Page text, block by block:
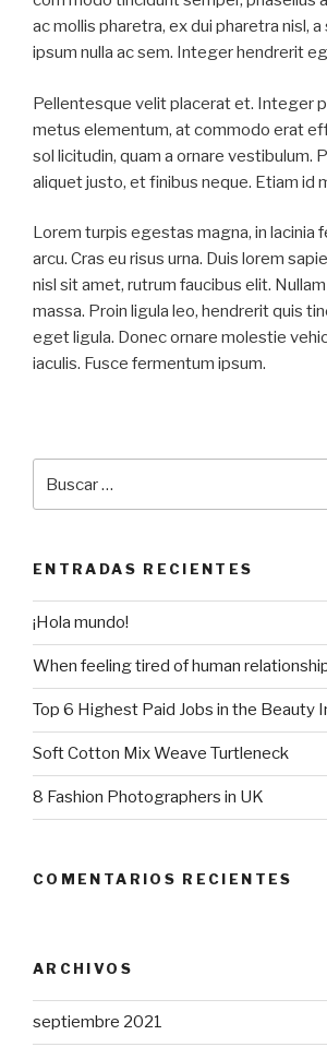
ac mollis pharetra, ex dui pharetra nisl,
ipsum nulla ac sem. Integer hendrerit
Pellentesque velit placerat et. Integer
metus elementum, at commodo erat
sol licitudin, quam a ornare vestibulum.
aliquet justo, et finibus neque. Etiam id
Lorem turpis egestas magna, in lacinia
arcu. Cras eu risus urna. Duis lorem
nisl sit amet, rutrum faucibus elit.
massa. Proin ligula leo, hendrerit quis
eget ligula. Donec ornare molestie
iaculis. Fusce fermentum ipsum.
por:
ENTRADAS RECIENTES
¡Hola mundo!
When feeling tired of human
Top 6 Highest Paid Jobs in the Beauty
Soft Cotton Mix Weave Turtleneck
8 Fashion Photographers in UK
COMENTARIOS RECIENTES
ARCHIVOS
septiembre 2021